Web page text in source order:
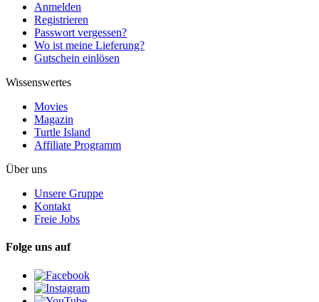
Anmelden
Registrieren
Passwort vergessen?
Wo ist meine Lieferung?
Gutschein einlösen
Wissenswertes
Movies
Magazin
Turtle Island
Affiliate Programm
Über uns
Unsere Gruppe
Kontakt
Freie Jobs
Folge uns auf